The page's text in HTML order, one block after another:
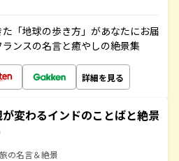
「地球の歩き方」があなたにお届
ンスの名言と癒やしの絶景集
詳細を見る
変わるインドのことばと絶景
の名言＆絶景